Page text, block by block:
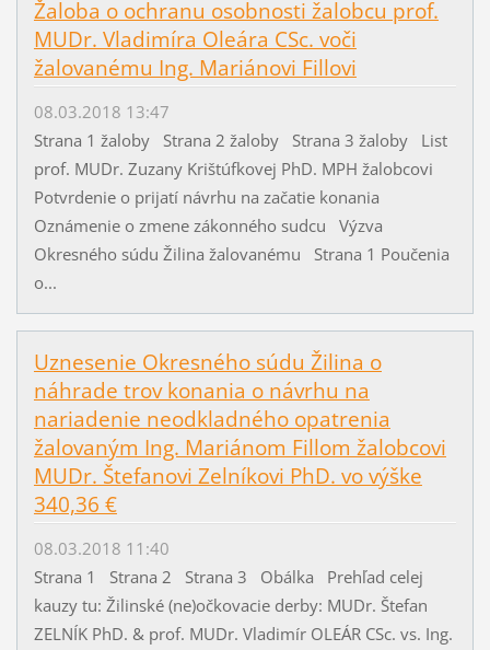
Žaloba o ochranu osobnosti žalobcu prof.
MUDr. Vladimíra Oleára CSc. voči
žalovanému Ing. Mariánovi Fillovi
08.03.2018 13:47
Strana 1 žaloby Strana 2 žaloby Strana 3 žaloby List
prof. MUDr. Zuzany Krištúfkovej PhD. MPH žalobcovi
Potvrdenie o prijatí návrhu na začatie konania
Oznámenie o zmene zákonného sudcu Výzva
Okresného súdu Žilina žalovanému Strana 1 Poučenia
o...
Uznesenie Okresného súdu Žilina o
náhrade trov konania o návrhu na
nariadenie neodkladného opatrenia
žalovaným Ing. Mariánom Fillom žalobcovi
MUDr. Štefanovi Zelníkovi PhD. vo výške
340,36 €
08.03.2018 11:40
Strana 1 Strana 2 Strana 3 Obálka Prehľad celej
kauzy tu: Žilinské (ne)očkovacie derby: MUDr. Štefan
ZELNÍK PhD. & prof. MUDr. Vladimír OLEÁR CSc. vs. Ing.